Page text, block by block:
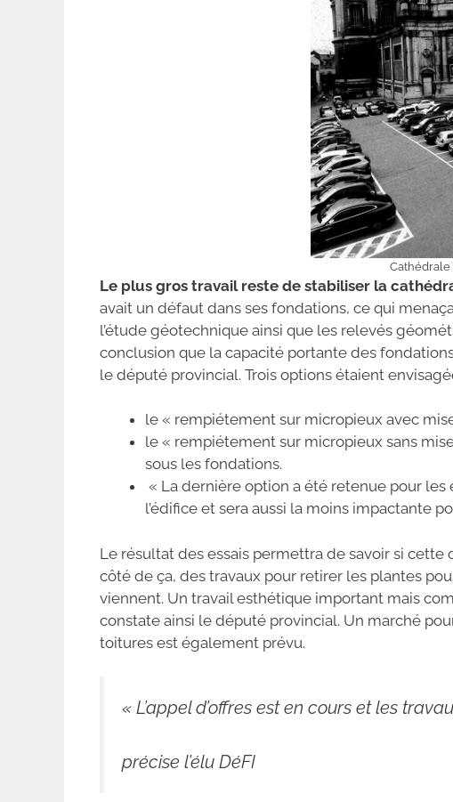
Cathédrale
Le plus gros travail reste de stabiliser la
avait un défaut dans ses fondations, ce qui
l’étude géotechnique ainsi que les relevés
conclusion que la capacité portante des
le député provincial. Trois options étaient
le « rempiétement sur micropieux avec
le « rempiétement sur micropieux sans
sous les fondations.
« La dernière option a été retenue pour les
l’édifice et sera aussi la moins impactante
Le résultat des essais permettra de savoir si cette
côté de ça, des travaux pour retirer les plantes
viennent. Un travail esthétique important mais
constate ainsi le député provincial. Un marché
toitures est également prévu.
« L’appel d’offres est en cours et les
précise l’élu DéFI